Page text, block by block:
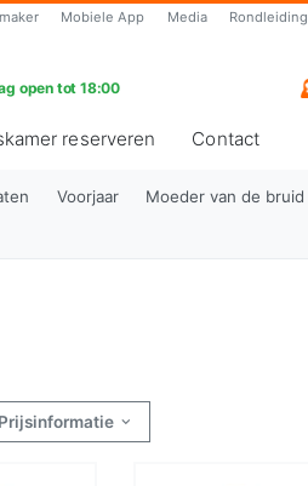
Mobiele App Media Rondleiding
open tot 18:00
reserveren Contact
Voorjaar Moeder van de bruid
Prijsinformatie